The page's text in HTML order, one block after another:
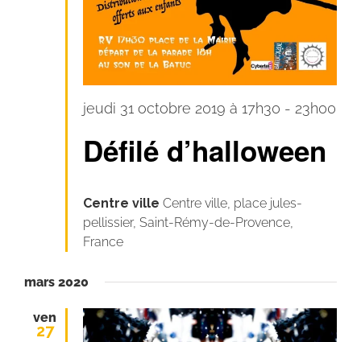
Défilé d’halloween
jeudi 31 octobre 2019 à 17h30 - 23h00
Centre villeCentre ville, place jules-
pellissier, Saint-Rémy-de-Provence,
France
mars 2020
ven
27